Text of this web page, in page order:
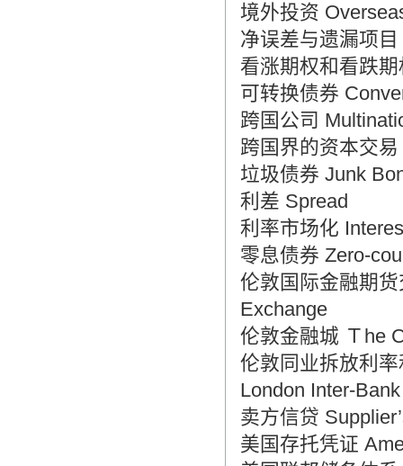
境外投资
净误差与遗漏项
看涨期权和看跌
可转换债券
跨国公司
跨国界的资本交
垃圾债券 Junk
利差 Spread
利率市场化
零息债券 Zero-
伦敦国际金融期
Exchange
伦敦金融城 Ｔhe
伦敦同业拆放利
London Inter-
卖方信贷
美国存托凭证